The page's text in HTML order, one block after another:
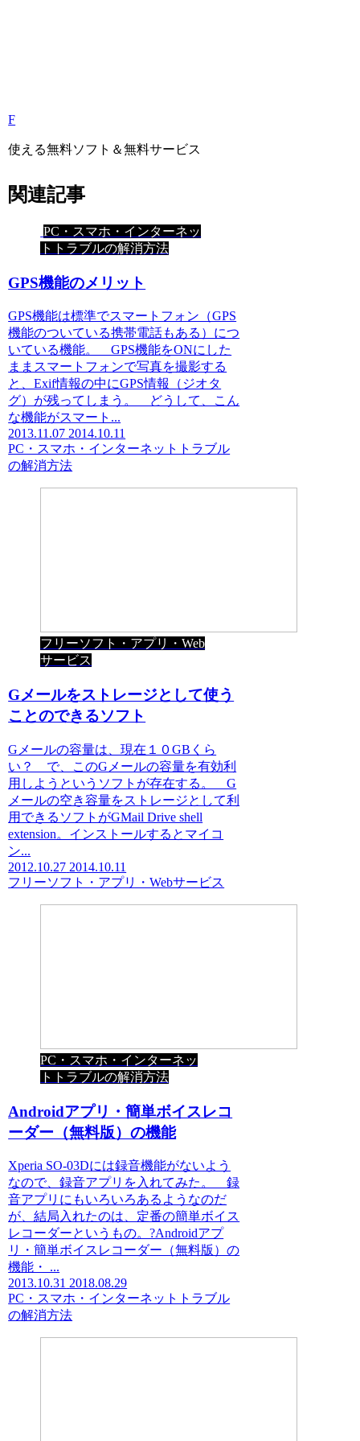
F
使える無料ソフト＆無料サービス
関連記事
PC・スマホ・インターネッ
トトラブルの解消方法
GPS機能のメリット
GPS機能は標準でスマートフォン（GPS
機能のついている携帯電話もある）につ
いている機能。 GPS機能をONにした
ままスマートフォンで写真を撮影する
と、Exif情報の中にGPS情報（ジオタ
グ）が残ってしまう。 どうして、こん
な機能がスマート...
2013.11.07 2014.10.11
PC・スマホ・インターネットトラブル
の解消方法
フリーソフト・アプリ・Web
サービス
Gメールをストレージとして使う
ことのできるソフト
Gメールの容量は、現在１０GBくら
い？ で、このGメールの容量を有効利
用しようというソフトが存在する。 G
メールの空き容量をストレージとして利
用できるソフトがGMail Drive shell
extension。インストールするとマイコ
ン...
2012.10.27 2014.10.11
フリーソフト・アプリ・Webサービス
PC・スマホ・インターネッ
トトラブルの解消方法
Androidアプリ・簡単ボイスレコ
ーダー（無料版）の機能
Xperia SO-03Dには録音機能がないよう
なので、録音アプリを入れてみた。 録
音アプリにもいろいろあるようなのだ
が、結局入れたのは、定番の簡単ボイス
レコーダーというもの。?Androidアプ
リ・簡単ボイスレコーダー（無料版）の
機能・ ...
2013.10.31 2018.08.29
PC・スマホ・インターネットトラブル
の解消方法